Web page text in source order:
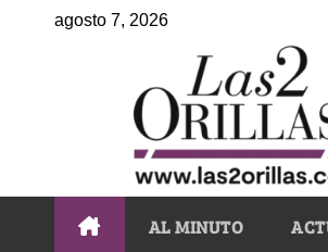
agosto 7, 2026
AL MINUTO